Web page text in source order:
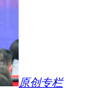
原创专栏